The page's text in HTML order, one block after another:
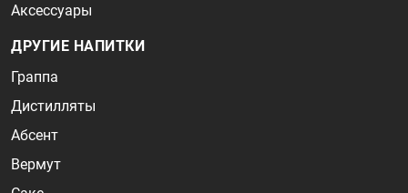
Аксессуары
ДРУГИЕ НАПИТКИ
Граппа
Дистилляты
Абсент
Вермут